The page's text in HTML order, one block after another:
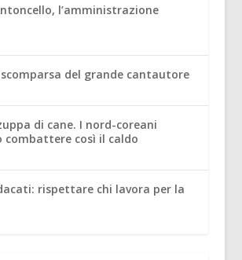
l’amministrazione
scomparsa del grande cantautore
di cane. I nord-coreani
combattere così il caldo
rispettare chi lavora per la